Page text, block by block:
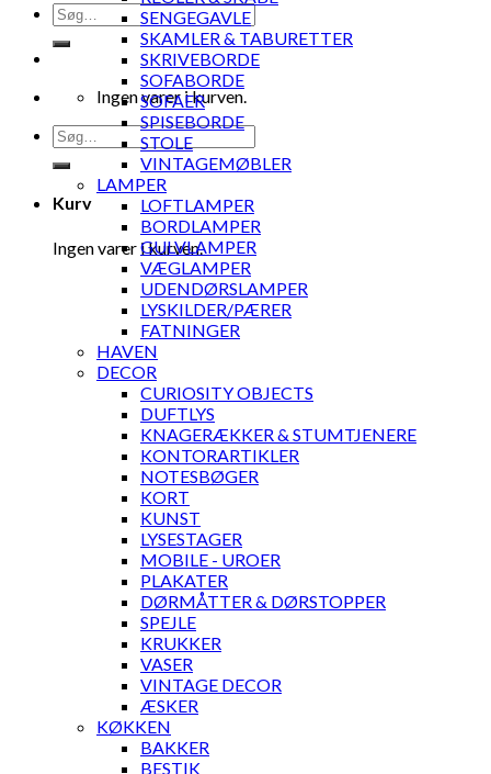
Søg
efter:
Ingen varer i kurven.
Søg
efter:
Kurv
Ingen varer i kurven.
SENGEGAVLE
SKAMLER & TABURETTER
SKRIVEBORDE
SOFABORDE
SOFAER
SPISEBORDE
STOLE
VINTAGEMØBLER
LAMPER
LOFTLAMPER
BORDLAMPER
GULVLAMPER
VÆGLAMPER
UDENDØRSLAMPER
LYSKILDER/PÆRER
FATNINGER
HAVEN
DECOR
CURIOSITY OBJECTS
DUFTLYS
KNAGERÆKKER & STUMTJENERE
KONTORARTIKLER
NOTESBØGER
KORT
KUNST
LYSESTAGER
MOBILE - UROER
PLAKATER
DØRMÅTTER & DØRSTOPPER
SPEJLE
KRUKKER
VASER
VINTAGE DECOR
ÆSKER
KØKKEN
BAKKER
BESTIK